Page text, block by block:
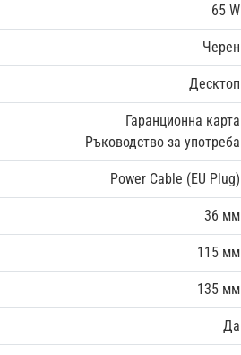
65 W
Черен
Десктоп
Гаранционна карта
Ръководство за употреба
Power Cable (EU Plug)
36 мм
115 мм
135 мм
Да